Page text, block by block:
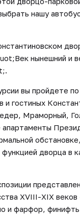
нашу
нынешний и
вы пройдете
и гостиных
Мраморный,
апартаменты
дворца в
XVIII-XIX
и фарфор, финифть